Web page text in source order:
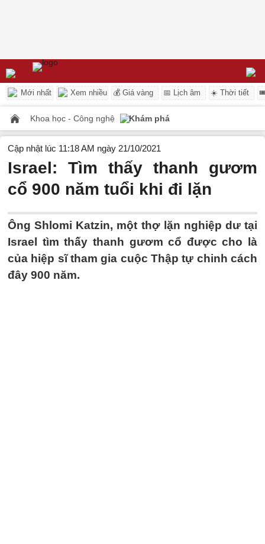
Mới nhất Xem nhiều 💰 Giá vàng 📅 Lịch âm ☀️ Thời tiết
Khoa học - Công nghệ Khám phá
Cập nhật lúc 11:18 AM ngày 21/10/2021
Israel: Tìm thấy thanh gươm
cổ 900 năm tuổi khi đi lặn
Ông Shlomi Katzin, một thợ lặn nghiệp dư tại
Israel tìm thấy thanh gươm cổ được cho là
của hiệp sĩ tham gia cuộc Thập tự chinh cách
đây 900 năm.